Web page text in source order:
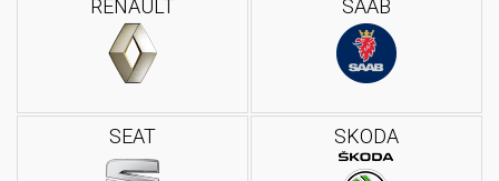
RENAULT SAAB
SEAT SKODA